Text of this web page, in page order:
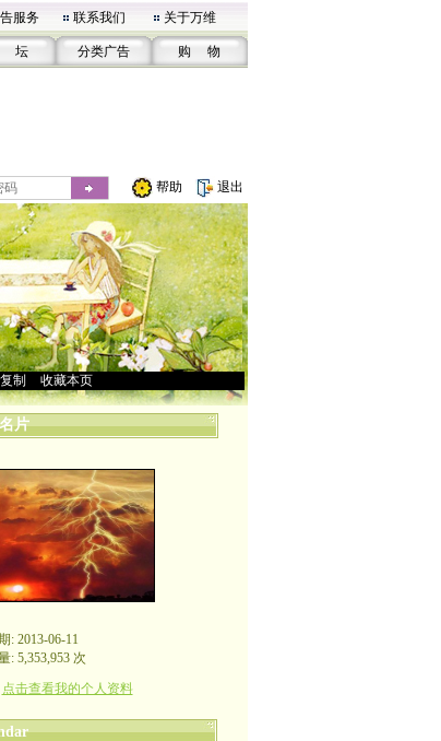
服务 联系我们 关于万维
坛 分类广告 购 物
帮助 退出
复制 收藏本页
片
: 2013-06-11
: 5,353,953 次
点击查看我的个人资料